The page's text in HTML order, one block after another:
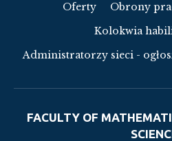
Oferty
Obrony
Kolokwia
Administratorzy sieci -
FACULTY OF